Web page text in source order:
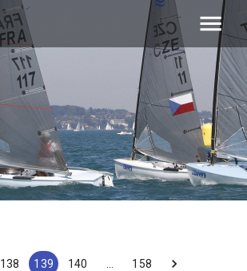
138 139 140 158